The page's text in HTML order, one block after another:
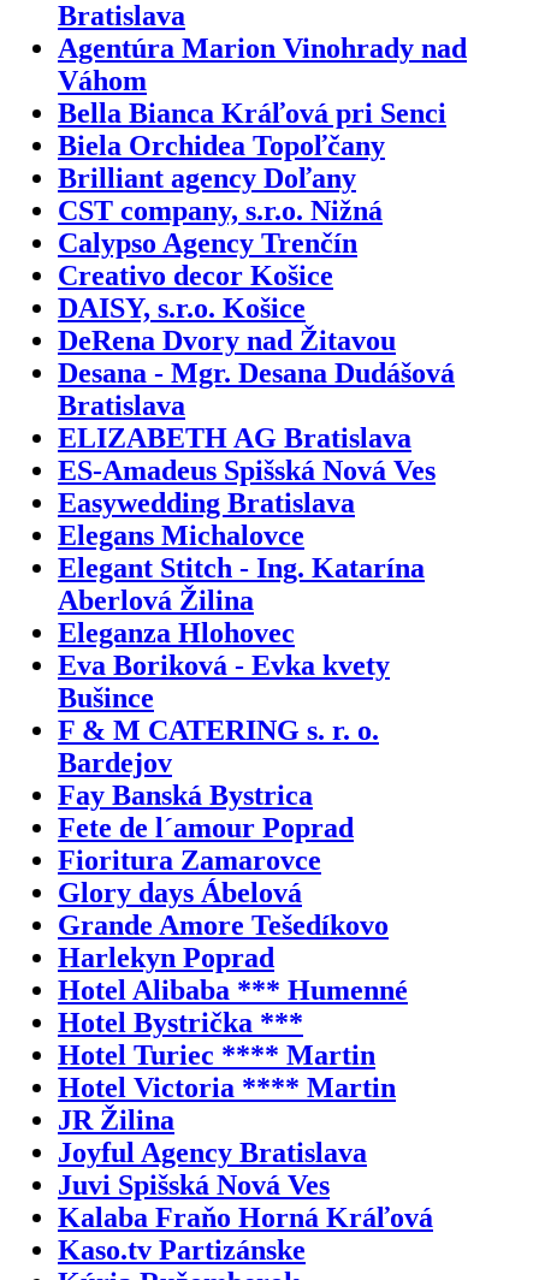
Bratislava
Agentúra Marion Vinohrady nad
Váhom
Bella Bianca Kráľová pri Senci
Biela Orchidea Topoľčany
Brilliant agency Doľany
CST company, s.r.o. Nižná
Calypso Agency Trenčín
Creativo decor Košice
DAISY, s.r.o. Košice
DeRena Dvory nad Žitavou
Desana - Mgr. Desana Dudášová
Bratislava
ELIZABETH AG Bratislava
ES-Amadeus Spišská Nová Ves
Easywedding Bratislava
Elegans Michalovce
Elegant Stitch - Ing. Katarína
Aberlová Žilina
Eleganza Hlohovec
Eva Boriková - Evka kvety
Bušince
F & M CATERING s. r. o.
Bardejov
Fay Banská Bystrica
Fete de l´amour Poprad
Fioritura Zamarovce
Glory days Ábelová
Grande Amore Tešedíkovo
Harlekyn Poprad
Hotel Alibaba *** Humenné
Hotel Bystrička ***
Hotel Turiec **** Martin
Hotel Victoria **** Martin
JR Žilina
Joyful Agency Bratislava
Juvi Spišská Nová Ves
Kalaba Fraňo Horná Kráľová
Kaso.tv Partizánske